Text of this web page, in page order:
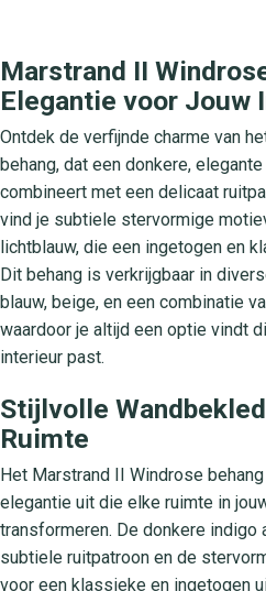
Marstrand II
Elegantie voor Jouw
Ontdek de verfijnde charme van
behang, dat een donkere,
combineert met een delicaat
vind je subtiele stervormige
lichtblauw, die een ingetogen en
Dit behang is verkrijgbaar in
blauw, beige, en een combinatie
waardoor je altijd een optie vindt
interieur past.
Stijlvolle
Ruimte
Het Marstrand II Windrose
elegantie uit die elke ruimte in
transformeren. De donkere indigo
subtiele ruitpatroon en de
voor een klassieke en ingetogen